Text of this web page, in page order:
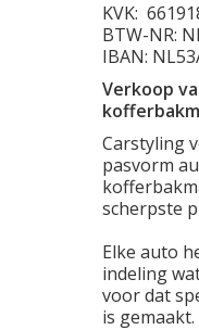
KVK:
BTW-NR:
IBAN:
Verkoop
Carstyling
pasvorm
scherpste
Elke auto
indeling
voor dat
is gemaakt.